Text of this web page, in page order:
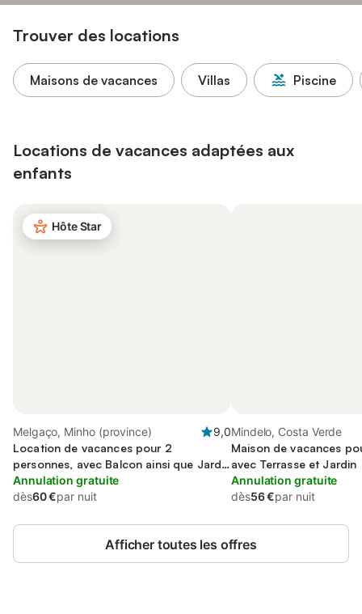
Trouver des locations
Maisons de vacances Villas Piscine
Locations de vacances adaptées aux
enfants
Hôte Star
Melgaço, Minho (province)
9,0
Location de vacances pour 2
personnes, avec Balcon ainsi que Jardin
et Vue sur le lac
Annulation gratuite
dès60 €par nuit
Mindelo, Costa Verde
Maison de vacances
avec Terrasse et Jardin
Annulation gratuite
dès56 €par nuit
Afficher toutes les offres